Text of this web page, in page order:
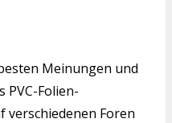
Meinungen und
PVC-Folien-
verschiedenen Foren